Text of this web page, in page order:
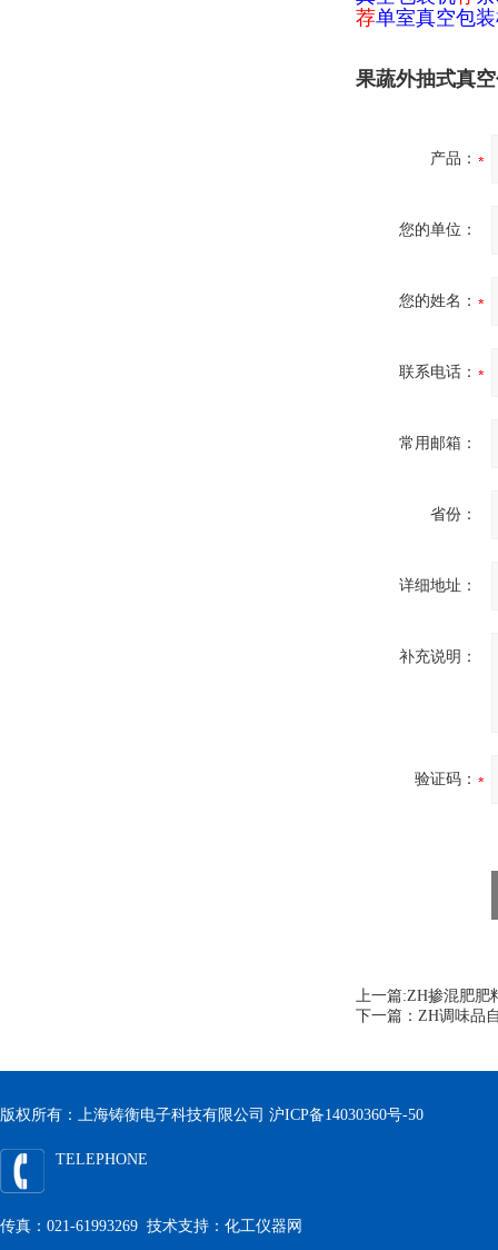
荐单室真空包
果蔬外抽式真
产品：
您的单位：
您的姓名：
联系电话：
常用邮箱：
省份：
详细地址：
补充说明：
验证码：
上一篇:ZH掺混肥肥
下一篇： ZH调味品
版权所有：上海铸衡电子科技有限公司 沪ICP备14030360号-50
TELEPHONE
传真：021-61993269 技术支持： 化工仪器网